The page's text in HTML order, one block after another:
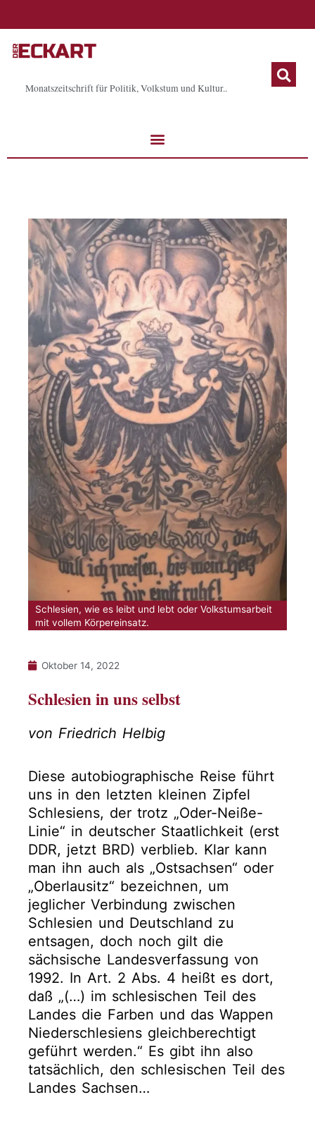
Monatszeitschrift für Politik, Volkstum und Kultur..
Schlesien, wie es leibt und lebt oder Volkstumsarbeit
mit vollem Körpereinsatz.
Oktober 14, 2022
Schlesien in uns selbst
von Friedrich Helbig
Diese autobiographische Reise führt
uns in den letzten kleinen Zipfel
Schlesiens, der trotz „Oder-Neiße-
Linie“ in deutscher Staatlichkeit (erst
DDR, jetzt BRD) verblieb. Klar kann
man ihn auch als „Ostsachsen“ oder
„Oberlausitz“ bezeichnen, um
jeglicher Verbindung zwischen
Schlesien und Deutschland zu
entsagen, doch noch gilt die
sächsische Landesverfassung von
1992. In Art. 2 Abs. 4 heißt es dort,
daß „(…) im schlesischen Teil des
Landes die Farben und das Wappen
Niederschlesiens gleichberechtigt
geführt werden.“ Es gibt ihn also
tatsächlich, den schlesischen Teil des
Landes Sachsen…